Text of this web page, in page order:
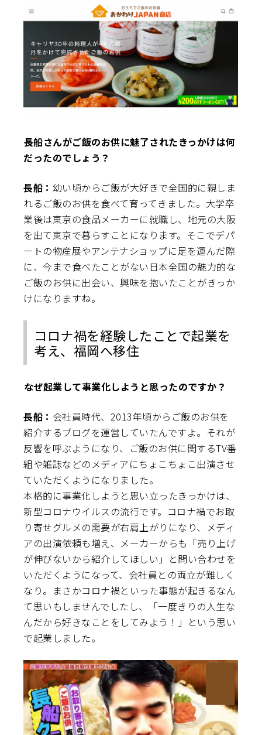
――長船さんがご飯のお供に魅了されたきっかけは何
だったのでしょう？
長船： 幼い頃からご飯が大好きで全国的に親しま
れるご飯のお供を食べて育ってきました。大学卒
業後は東京の食品メーカーに就職し、地元の大阪
を出て東京で暮らすことになります。そこでデパ
ートの物産展やアンテナショップに足を運んだ際
に、今まで食べたことがない日本全国の魅力的な
ご飯のお供に出会い、興味を抱いたことがきっか
けになりますね。
コロナ禍を経験したことで起業を
考え、福岡へ移住
――なぜ起業して事業化しようと思ったのですか？
長船： 会社員時代、2013年頃からご飯のお供を
紹介するブログを運営していたんですよ。それが
反響を呼ぶようになり、ご飯のお供に関するTV番
組や雑誌などのメディアにちょこちょこ出演させ
ていただくようになりました。
本格的に事業化しようと思い立ったきっかけは、
新型コロナウイルスの流行です。コロナ禍でお取
り寄せグルメの需要が右肩上がりになり、メディ
アの出演依頼も増え、メーカーからも「売り上げ
が伸びないから紹介してほしい」と問い合わせを
いただくようになって、会社員との両立が難しく
なり。まさかコロナ禍といった事態が起きるなん
て思いもしませんでしたし、「一度きりの人生な
んだから好きなことをしてみよう！」という思い
で起業しました。